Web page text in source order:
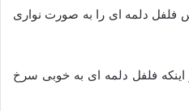
دلمه ای را به صورت نواری
فلفل دلمه ای به خوبی سرخ